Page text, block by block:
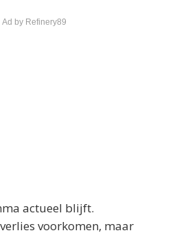
by Refinery89
actueel blijft.
voorkomen, maar